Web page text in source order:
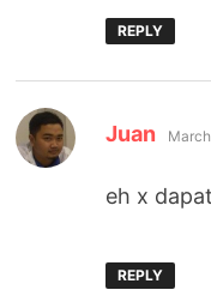
REPLY
Juan says:
eh x
REPLY